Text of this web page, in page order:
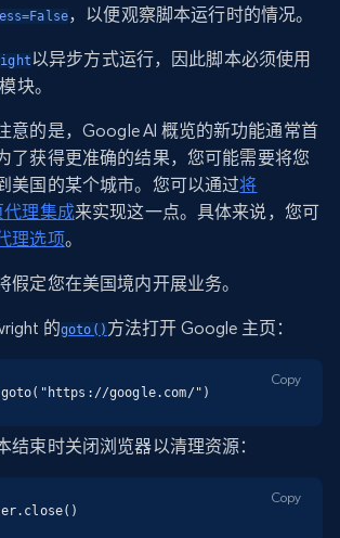
，以便观察脚本运行时的情况。
以异步方式运行，因此脚本必须使用
模块。
意的是，Google AI 概览的新功能通常首
了获得更准确的结果，您可能需要将您
美国的某个城市。您可以通过将
代理集成来实现这一点。具体来说，您可
理选项。
假定您在美国境内开展业务。
的goto() 方法打开 Google 主页：
google.com/")
Copy
结束时关闭浏览器以清理资源：
Copy